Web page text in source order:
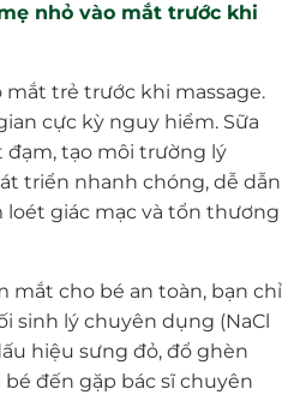
nhỏ vào mắt trước khi
mắt trẻ trước khi massage.
cực kỳ nguy hiểm. Sữa
đạm, tạo môi trường lý
triển nhanh chóng, dễ dẫn
giác mạc và tổn thương
mắt cho bé an toàn, bạn chỉ
sinh lý chuyên dụng (NaCl
hiệu sưng đỏ, đổ ghèn
đến gặp bác sĩ chuyên